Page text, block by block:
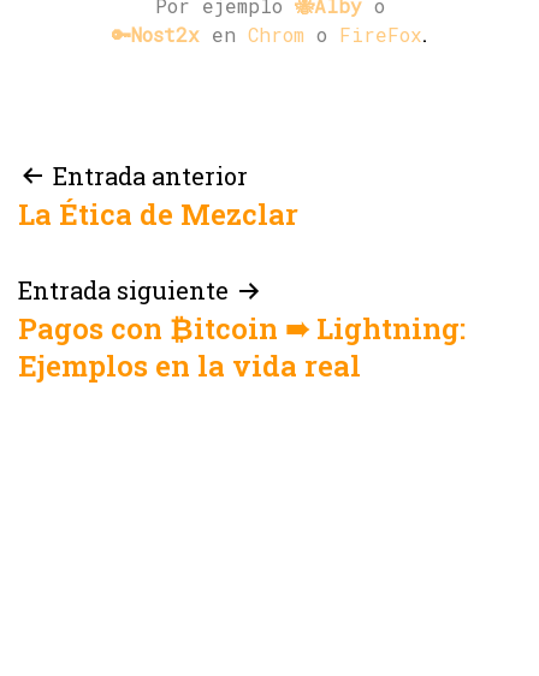
Por ejemplo 🐝Albyo
🔑Nost2x en Chrom o FireFox.
Navegación
de
entradas
Entrada anterior
La Ética de Mezclar
Entrada siguiente
Pagos con ₿itcoin ➠️ Lightning:
Ejemplos en la vida real